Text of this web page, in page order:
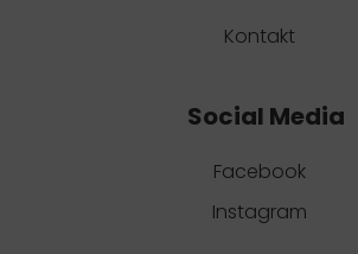
Kontakt
Social Media
Facebook
Instagram